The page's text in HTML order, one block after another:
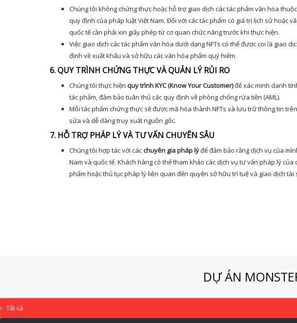
Chúng tôi không chứng thực hoặc hỗ trợ giao dịch các tác phẩm văn hóa
quy định của pháp luật Việt Nam. Đối với các tác phẩm có giá trị lịch sử hoặc
quốc tế cần phải xin giấy phép từ cơ quan chức năng trước khi thực hiện.
Việc giao dịch các tác phẩm văn hóa dưới dạng NFTs có thể được coi là giao
định về xuất khẩu và sở hữu các văn hóa phẩm quý hiếm.
6. QUY TRÌNH CHỨNG THỰC VÀ QUẢN LÝ RỦI RO
Chúng tôi thực hiện quy trình KYC (Know Your Customer)để xác minh danh
tác phẩm, đảm bảo tuân thủ các quy định về phòng chống rửa tiền (AML).
Mỗi tác phẩm chứng thực sẽ được mã hóa thành NFTs và lưu trữ thông tin
sửa và dễ dàng truy xuất nguồn gốc.
7. HỖ TRỢ PHÁP LÝ VÀ TƯ VẤN CHUYÊN SÂU
Chúng tôi hợp tác với cácchuyên gia pháp lýđể đảm bảo rằng dịch vụ của
Nam và quốc tế. Khách hàng có thể tham khảo các dịch vụ tư vấn pháp lý
phẩm hoặc thủ tục pháp lý liên quan đến quyền sở hữu trí tuệ và giao dịch tài
DỰ ÁN
Tất cả